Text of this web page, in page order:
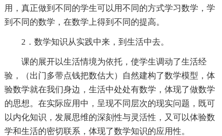
用，真正做到不同的学生可以用不同的方式学习数学，学
到不同的数学，在数学上得到不同的提高。
2．数学知识从实践中来，到生活中去。
课的展开以生活情境为依托，使学生调动了生活经
验，（出门多带点钱把数估大）自然建构了数学模型，体
验数学就在我们身边，生活中处处有数学，体现了做数学
的思想。在实际应用中，呈现不同层次的现实问题，既可
以内化知识，发展思维的深刻性与灵活性，又可以体验数
学和生活的密切联系，体现了数学知识的应用性。